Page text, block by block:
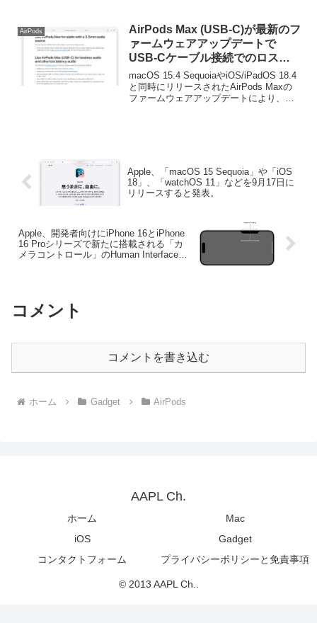
AirPods
AirPods Max (USB-C)が最新のフ
ァームウェアアップデートで
USB-Cケーブル接続でのロスレ
スオーディオと超低レイテンシー
オーディオに対応。
macOS 15.4 SequoiaやiOS/iPadOS 18.4
と同時にリリースされたAirPods Maxの
ファームウェアアップデートにより、
Apple、「macOS 15 Sequoia」や「iOS
18」、「watchOS 11」などを9月17日に
リリースすると発表。
Apple、開発者向けにiPhone 16とiPhone
16 Proシリーズで新たに搭載される「カ
メラコントロール」のHuman Interface
コメント
コメントを書き込む
ホーム Gadget AirPods
AAPL Ch.
ホーム
Mac
iOS
Gadget
コンタクトフォーム
プライバシーポリシーと免責事項
© 2013 AAPL Ch..